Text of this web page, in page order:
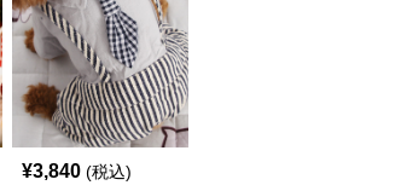
¥3,840 (税込)